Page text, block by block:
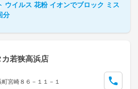
ウイルス 花粉 イオンでブロック ミス
分
カ若狭高浜店
宮崎８６－１１－１